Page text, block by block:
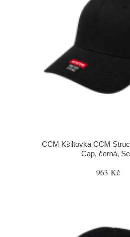
CCM Kšiltovka CCM
Cap, černá,
963 Kč